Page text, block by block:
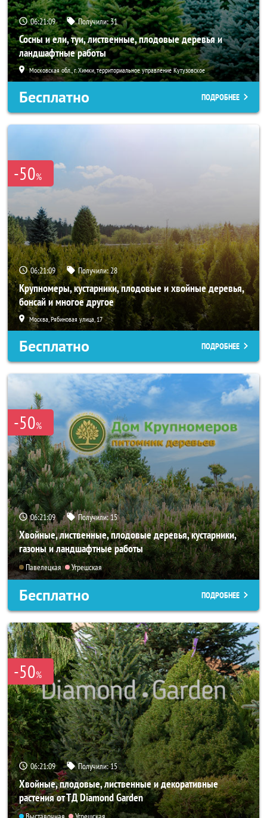
06:21:08 Получили:31
Сосны и ели, туи, лиственные, плодовые деревья и
ландшафтные работы
Московская обл., г. Химки, территориальное управление Кутузовское
Бесплатно ПОДРОБНЕЕ
-50%
06:21:08 Получили:28
Крупномеры, кустарники, плодовые и хвойные деревья,
бонсай и многое другое
Москва, Рябиновая улица, 17
Бесплатно ПОДРОБНЕЕ
-50%
06:21:08 Получили:15
Хвойные, лиственные, плодовые деревья, кустарники,
газоны и ландшафтные работы
Павелецкая Угрешская
Бесплатно ПОДРОБНЕЕ
-50%
06:21:08 Получили:15
Хвойные, плодовые, лиственные и декоративные
растения от ТД Diamond Garden